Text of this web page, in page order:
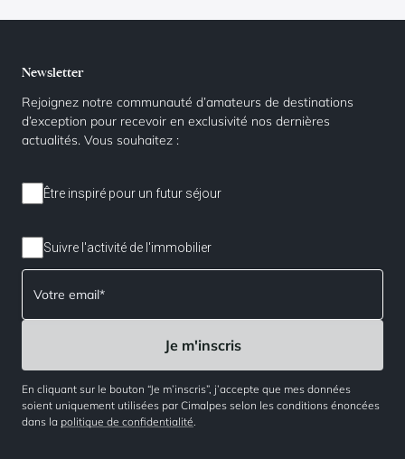
Newsletter
Rejoignez notre communauté d’amateurs de destinations
d’exception pour recevoir en exclusivité nos dernières
actualités. Vous souhaitez :
Être inspiré pour un futur séjour
Suivre l'activité de l'immobilier
En cliquant sur le bouton “Je m’inscris”, j’accepte que mes données
soient uniquement utilisées par Cimalpes selon les conditions énoncées
dans la politique de confidentialité.